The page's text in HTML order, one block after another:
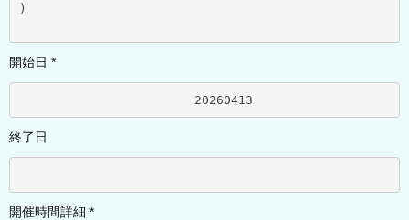
)
開始日 *
終了日
開催時間詳細 *